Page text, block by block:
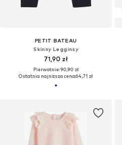
PETIT BATEAU
Skinny Legginsy
71,90 zł
Pierwotnie: 90,90 zł
Ostatnia najniższa cena:64,71 zł